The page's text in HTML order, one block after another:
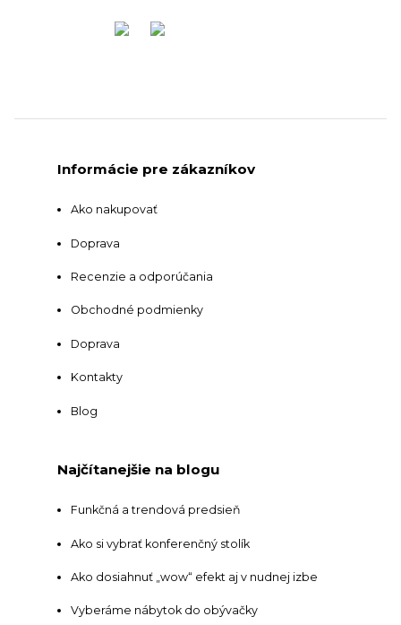
Informácie pre zákazníkov
Ako nakupovať
Doprava
Recenzie a odporúčania
Obchodné podmienky
Doprava
Kontakty
Blog
Najčítanejšie na blogu
Funkčná a trendová predsieň
Ako si vybrať konferenčný stolík
Ako dosiahnuť „wow“ efekt aj v nudnej izbe
Vyberáme nábytok do obývačky